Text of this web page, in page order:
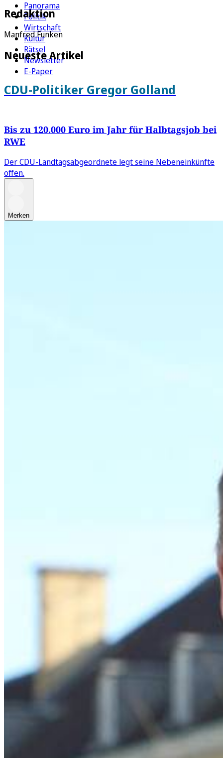
Panorama
Politik
Wirtschaft
Kultur
Rätsel
Newsletter
E-Paper
Redaktion
Manfred Funken
Neueste Artikel
CDU-Politiker Gregor Golland
Bis zu 120.000 Euro im Jahr für Halbtagsjob bei
RWE
Der CDU-Landtagsabgeordnete legt seine Nebeneinkünfte
offen.
Merken